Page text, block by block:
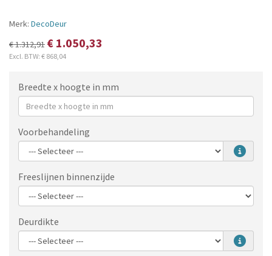
Merk: DecoDeur
€ 1.312,91 € 1.050,33
Excl. BTW: € 868,04
Breedte x hoogte in mm
Voorbehandeling
Freeslijnen binnenzijde
Deurdikte